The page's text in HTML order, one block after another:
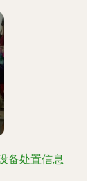
备处置信息